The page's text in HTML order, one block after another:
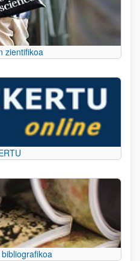
zientifikoa